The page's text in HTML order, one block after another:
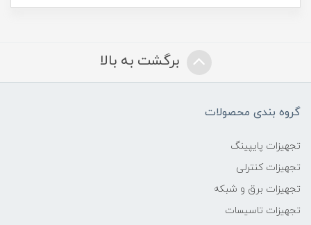
برگشت به بالا
گروه بندی محصولات
تجهیزات پایپینگ
تجهیزات کنترلی
تجهیزات برق و شبکه
تجهیزات تاسیسات